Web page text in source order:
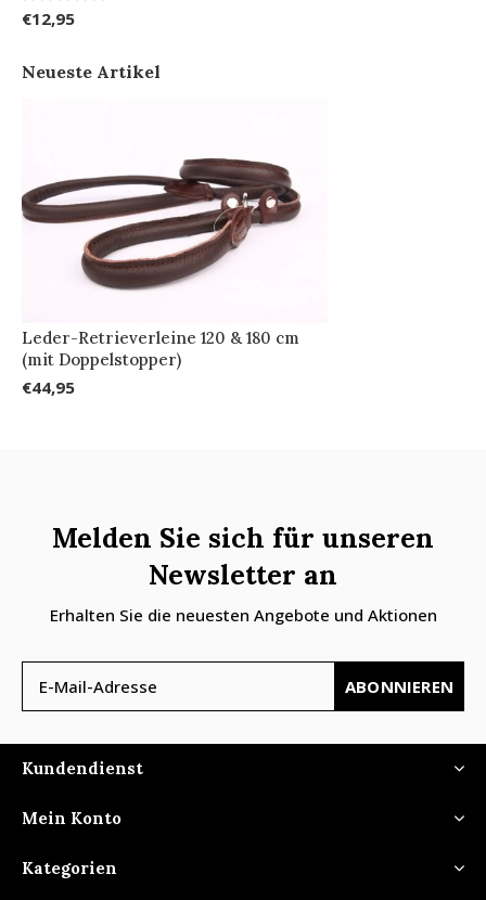
€12,95
Neueste Artikel
Leder-Retrieverleine 120 & 180 cm
(mit Doppelstopper)
€44,95
Melden Sie sich für unseren
Newsletter an
Erhalten Sie die neuesten Angebote und Aktionen
ABONNIEREN
Kundendienst
Mein Konto
Kategorien